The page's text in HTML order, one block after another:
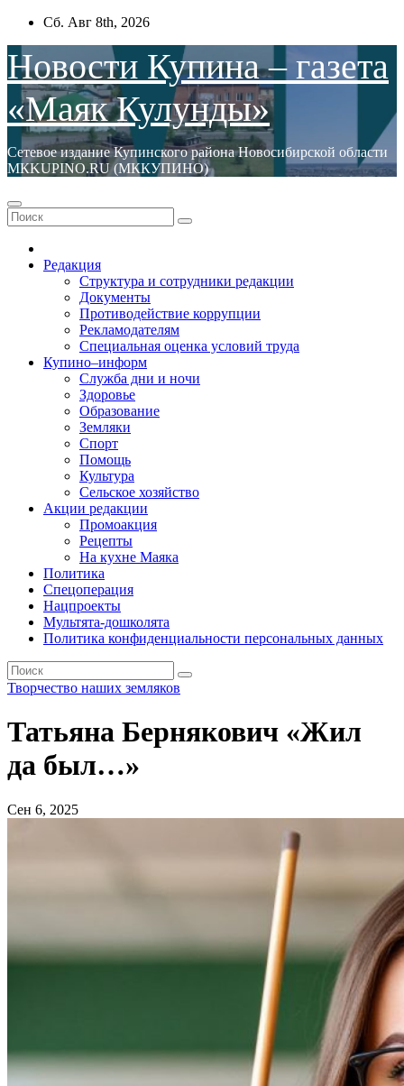
Перейти
содержимому
Сб. Авг 8th, 2026
Новости Купина – газета
«Маяк Кулунды»
Сетевое издание Купинского района Новосибирской области
МКKUPINO.RU (МККУПИНО)
Редакция
Структура и сотрудники редакции
Документы
Противодействие коррупции
Рекламодателям
Специальная оценка условий труда
Купино–информ
Служба дни и ночи
Здоровье
Образование
Земляки
Спорт
Помощь
Культура
Сельское хозяйство
Акции редакции
Промоакция
Рецепты
На кухне Маяка
Политика
Спецоперация
Нацпроекты
Мультята-дошколята
Политика конфиденциальности персональных данных
Творчество наших земляков
Татьяна Бернякович «Жил
да был…»
Сен 6, 2025